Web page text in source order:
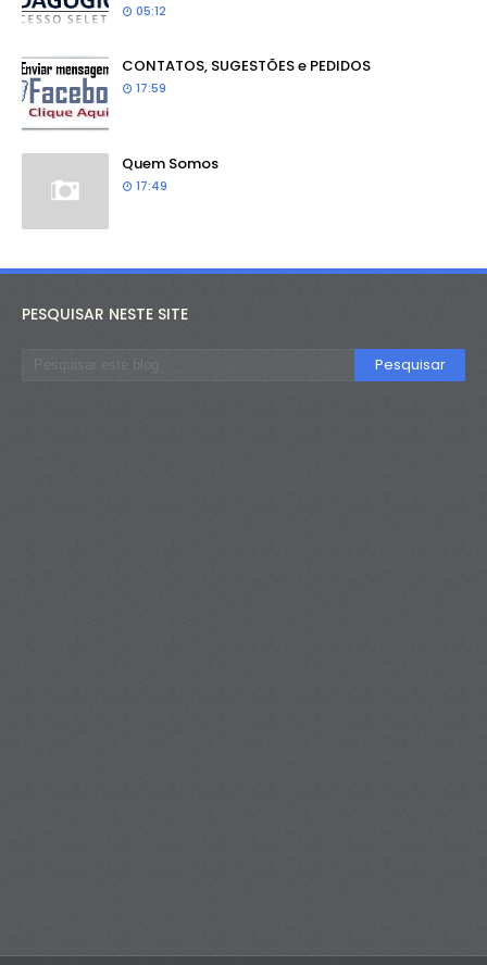
05:12
CONTATOS, SUGESTÕES e PEDIDOS
17:59
Quem Somos
17:49
PESQUISAR NESTE SITE